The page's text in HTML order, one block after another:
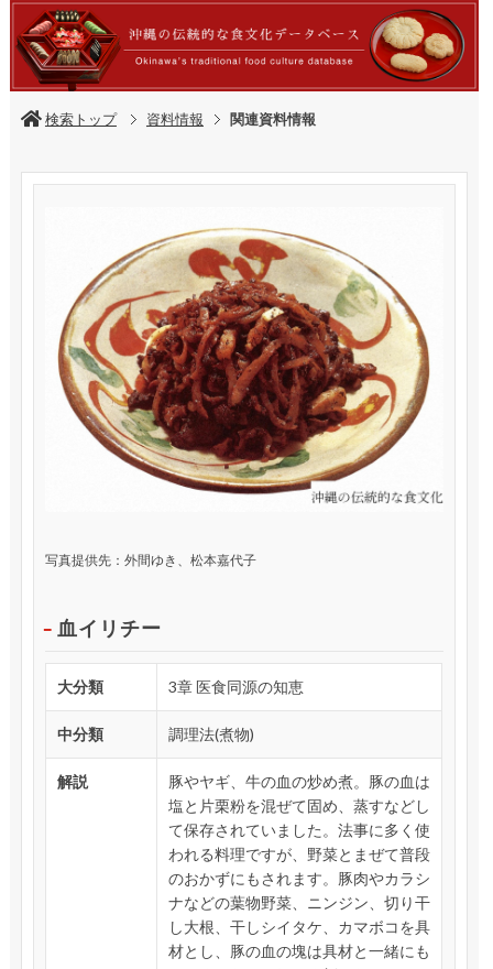
検索トップ 資料情報 関連資料情報
写真提供先：外間ゆき、松本嘉代子
血イリチー
大分類 3章 医食同源の知恵
中分類 調理法(煮物)
解説
豚やヤギ、牛の血の炒め煮。豚の血は
塩と片栗粉を混ぜて固め、蒸すなどし
て保存されていました。法事に多く使
われる料理ですが、野菜とまぜて普段
のおかずにもされます。豚肉やカラシ
ナなどの葉物野菜、ニンジン、切り干
し大根、干しシイタケ、カマボコを具
材とし、豚の血の塊は具材と一緒にも